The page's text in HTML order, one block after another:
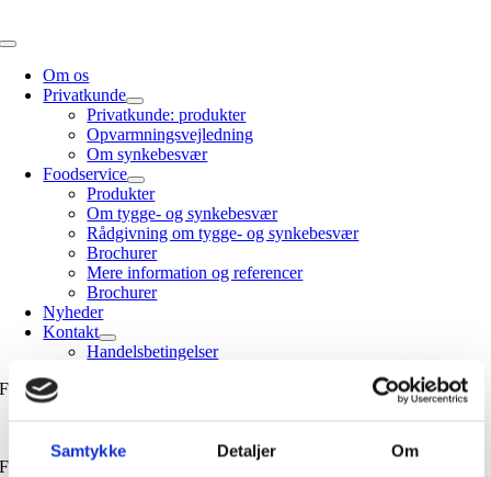
Samtykke Detaljer Om
to
Toggle
NavigationOm os
Privatkunde
Privatkunde: produkter
Opvarmningsvejledning
Om synkebesvær
Foodservice
Produkter
Om tygge- og synkebesvær
Rådgivning om tygge- og synkebesvær
Brochurer
Mere information og referencer
Brochurer
Nyheder
Kontakt
Handelsbetingelser
Frankfurter
Frankfurter